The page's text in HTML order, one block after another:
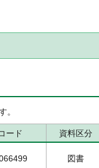
。
ード 資料区分
図書